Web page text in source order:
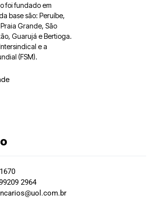
foi fundado em
base são: Peruíbe,
Grande, São
Guarujá e Bertioga.
e a
(FSM).
2964